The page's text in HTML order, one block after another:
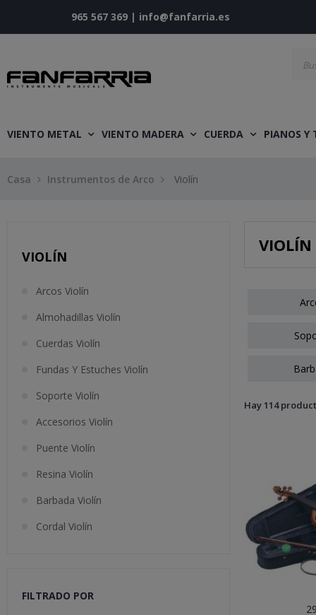
965 567 369 | info@fanfarria.es
VIENTO METAL VIENTO MADERA CUERDA PIANOS Y
Casa Instrumentos de Arco Violín
VIOLÍN
Arcos Violín
Almohadillas Violín
Cuerdas Violín
Fundas Y Estuches Violín
Soporte Violín
Accesorios Violín
Puente Violín
Resina Violín
Barbada Violín
Cordal Violín
FILTRADO POR
VIOLÍN
Hay 114